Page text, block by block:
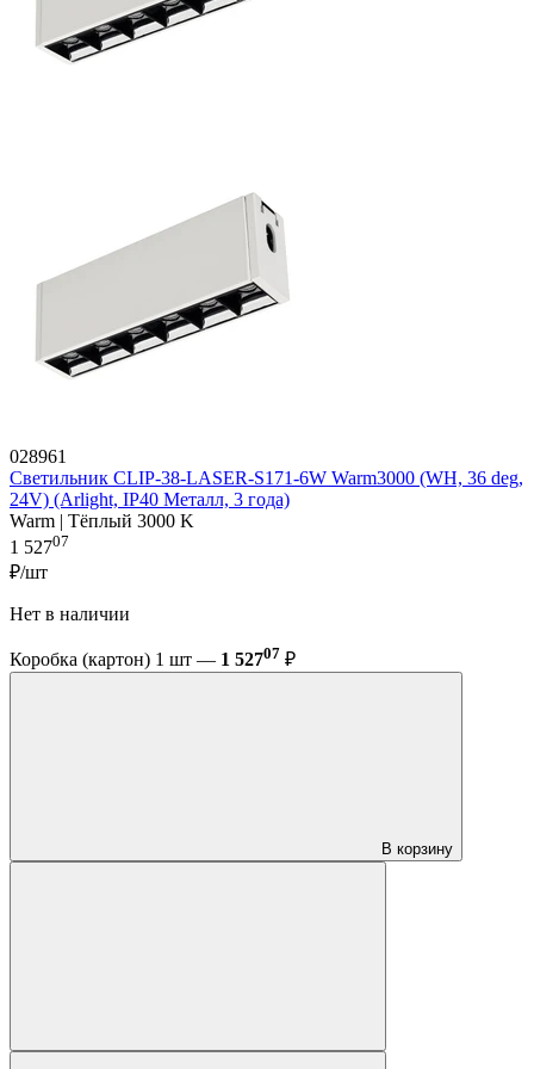
028961
Светильник CLIP-38-LASER-S171-6W Warm3000 (WH, 36 deg,
24V) (Arlight, IP40 Металл, 3 года)
Warm | Тёплый 3000 K
1 52707
₽/шт
Нет в наличии
Коробка (картон) 1 шт — 1 52707 ₽
В корзину